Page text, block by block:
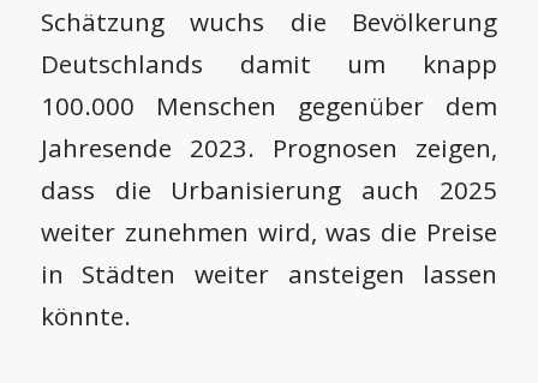
Schätzung wuchs die Bevölkerung
Deutschlands damit um knapp
100.000 Menschen gegenüber dem
Jahresende 2023. Prognosen zeigen,
dass die Urbanisierung auch 2025
weiter zunehmen wird, was die Preise
in Städten weiter ansteigen lassen
könnte.